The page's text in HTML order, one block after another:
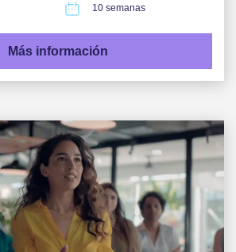
10 semanas
Más información